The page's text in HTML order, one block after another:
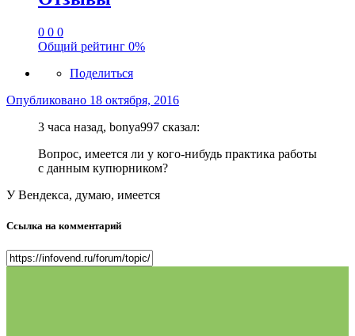
0 0 0
Общий рейтинг 0%
Поделиться
Опубликовано 18 октября, 2016
3 часа назад, bonya997 сказал:
Вопрос, имеется ли у кого-нибудь практика работы
с данным купюрником?
У Вендекса, думаю, имеется
Ссылка на комментарий